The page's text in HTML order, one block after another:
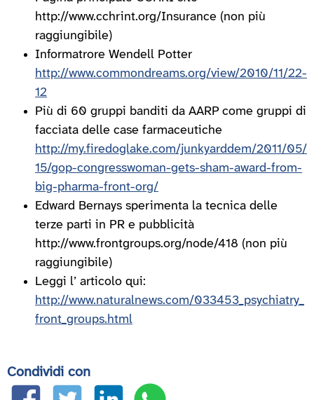
http://www.cchrint.org/Insurance (non più
raggiungibile)
Informatrore Wendell Potter
http://www.commondreams.org/view/2010/11/22-
12
Più di 60 gruppi banditi da AARP come gruppi di
facciata delle case farmaceutiche
http://my.firedoglake.com/junkyarddem/2011/05/
15/gop-congresswoman-gets-sham-award-from-
big-pharma-front-org/
Edward Bernays sperimenta la tecnica delle
terze parti in PR e pubblicità
http://www.frontgroups.org/node/418 (non più
raggiungibile)
Leggi l’ articolo qui:
http://www.naturalnews.com/033453_psychiatry_
front_groups.html
Condividi con